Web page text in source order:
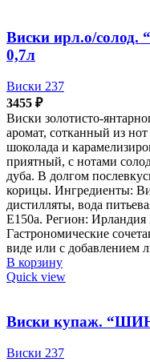
Виски ирл.о/
0,7л
Виски 237
3455 ₽
Виски золотисто-
аромат, сотканный из
шоколада и
приятный, с нотами
дуба. В долгом
корицы. Ингредиенты:
дистилляты, вода
Е150а. Регион: Ирландия
Гастрономические
виде или с добавлением
В корзину
Quick view
Виски купаж.
Виски 237